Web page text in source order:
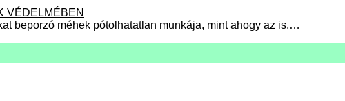
VÉDELMÉBEN
beporzó méhek pótolhatatlan munkája, mint ahogy az is,…